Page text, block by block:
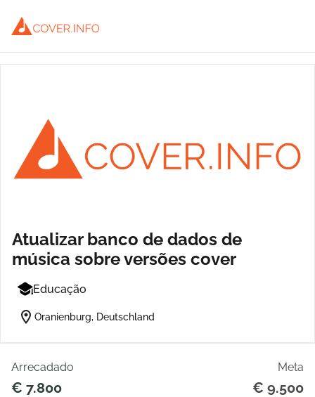
Atualizar banco de dados de
música sobre versões cover
Educação
location_on Oranienburg, Deutschland
Arrecadado Meta
€ 7.800 € 9.500